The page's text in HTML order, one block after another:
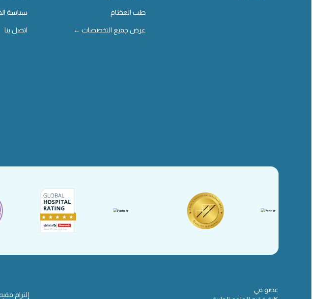
طب العظام
عرض جميع التخصصات ←
سياسة
اتصل بنا
عضو في
إلتزام